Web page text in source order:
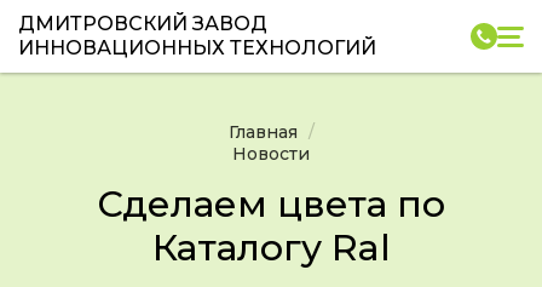
ДМИТРОВСКИЙ ЗАВОД
ИННОВАЦИОННЫХ ТЕХНОЛОГИЙ
Главная
Новости
Сделаем цвета по
Каталогу Ral